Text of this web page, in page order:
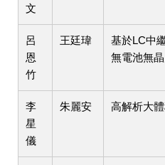
文
呂
恩
竹
王廷瑋
基於LC中
無電池無
李
星
儀
朱麗安 高解析大